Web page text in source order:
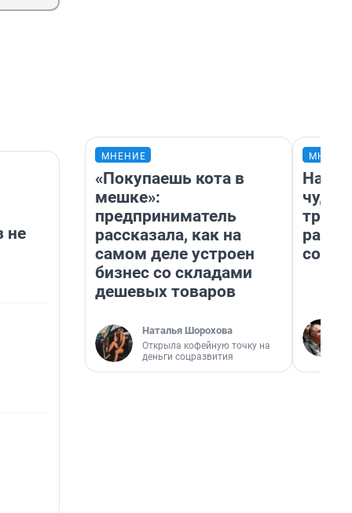
не
МНЕНИЕ
«Покупаешь кота в
мешке»:
предприниматель
рассказала, как на
самом деле устроен
бизнес со складами
дешевых товаров
Наталья Шорохова
Открыла кофейную точку на
деньги соцразвития